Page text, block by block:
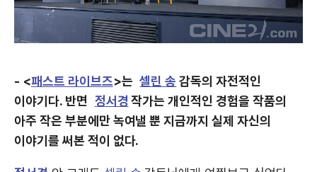
- <패스트 라이브즈>는 셀린 송 감독의 자전적인
이야기다. 반면 정서경 작가는 개인적인 경험을 작품의
아주 작은 부분에만 녹여낼 뿐 지금까지 실제 자신의
이야기를 써본 적이 없다.